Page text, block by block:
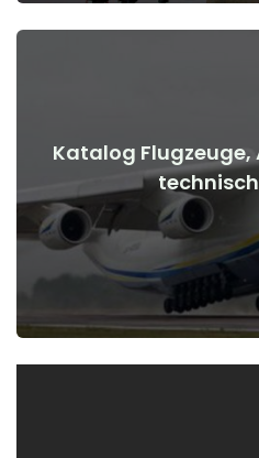
Katalog
Flugzeuge, Autos,
Details